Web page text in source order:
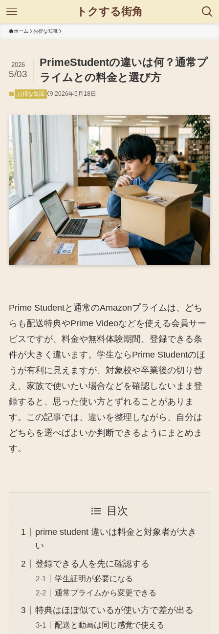
トクする街角
ホーム お得な知識
PrimeStudentの違いは何？通常プ
ライムとの料金と選び方
2026
5/03
お得な知識 2026年5月18日
Prime Studentと通常のAmazonプライムは、どち
らも配送特典やPrime Videoなどを使える会員サー
ビスですが、料金や無料体験期間、登録できる条
件が大きく違います。学生ならPrime Studentのほ
うが有利に見えますが、対象校や卒業後の切り替
え、家族で使いたい場合などを確認しないまま登
録すると、思った使い方とずれることがありま
す。この記事では、違いを整理しながら、自分は
どちらを選べばよいか判断できるようにまとめま
す。
目次
prime student 違いは料金と対象者が大き
い
登録できる人を先に確認する
学生証明が必要になる
通常プライムから変更できる
特典はほぼ似ているが使い方で差が出る
配送と動画は同じ感覚で使える